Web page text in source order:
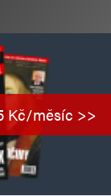
Kč/měsíc >>